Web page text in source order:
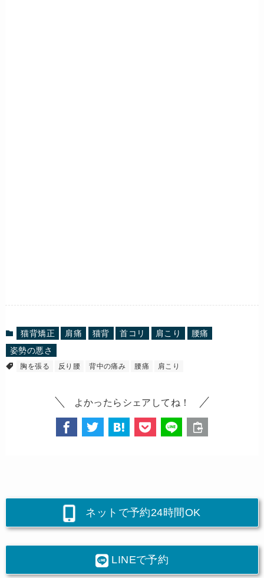
猫背矯正 肩痛 猫背 首コリ 肩こり
腰痛
姿勢の悪さ
胸を張る 反り腰 背中の痛み 腰痛 肩こり
よかったらシェアしてね！
ネットで予約24時間OK
LINEで予約